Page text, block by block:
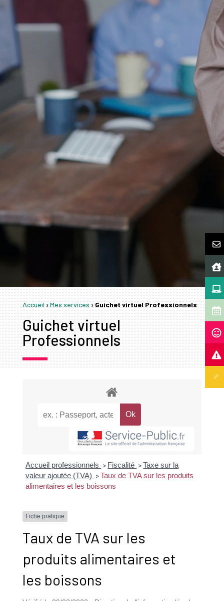
Accueil›Mes services›Guichet virtuel Professionnels
Guichet virtuel
Professionnels
Accueil professionnels > Fiscalité > Taxe sur la
valeur ajoutée (TVA) > Taux de TVA sur les produits
alimentaires et les boissons
Fiche pratique
Taux de TVA sur les
produits alimentaires et
les boissons